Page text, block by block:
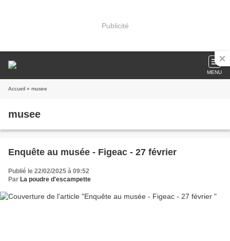
Publicité
MENU
Accueil » musee
musee
Enquête au musée - Figeac - 27 février
Publié le 22/02/2025 à 09:52
Par La poudre d'escampette